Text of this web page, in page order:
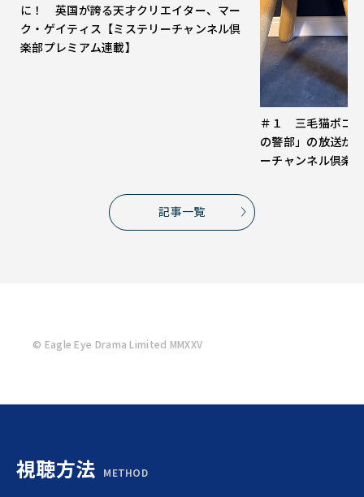
に！ 英国が誇る天才クリエイター、マー
ク・ゲイティス【ミステリーチャンネル倶
楽部プレミアム連載】
＃１ 三毛猫ポコ
の警部」の放送が
ーチャンネル倶楽
記事一覧
© Eagle Eye Drama Limited MMXXV
視聴方法 METHOD